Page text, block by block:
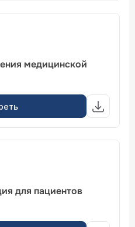
медицинской
для пациентов